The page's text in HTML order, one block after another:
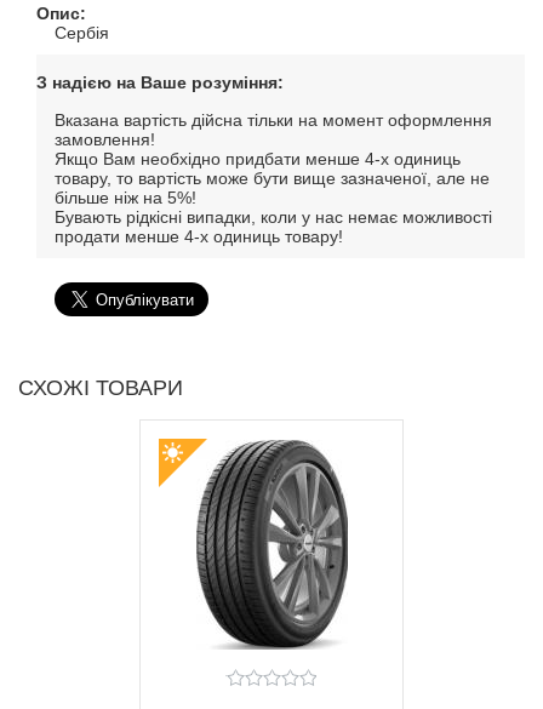
Опис:
Сербія
З надією на Ваше розуміння:
Вказана вартість дійсна тільки на момент оформлення
замовлення!
Якщо Вам необхідно придбати менше 4-х одиниць
товару, то вартість може бути вище зазначеної, але не
більше ніж на 5%!
Бувають рідкісні випадки, коли у нас немає можливості
продати менше 4-х одиниць товару!
СХОЖІ ТОВАРИ